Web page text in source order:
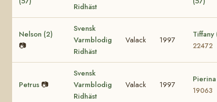
Ridhäst
Nelson (2)
📷
Svensk
Varmblodig
Ridhäst
Valack 1997
Tiffany
22472
Petrus 📷
Svensk
Varmblodig
Ridhäst
Valack 1997
19063